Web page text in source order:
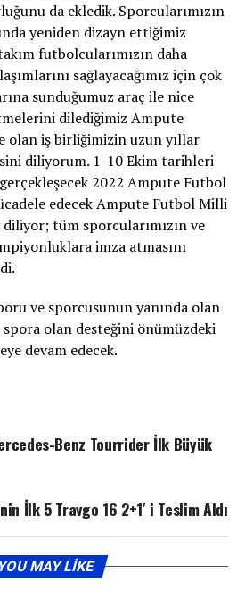
da ekledik. Sporcularımızın
yeniden dizayn ettiğimiz
futbolcularımızın daha
sağlayacağımız için çok
sunduğumuz araç ile nice
dilediğimiz Ampute
olan iş birliğimizin uzun yıllar
diliyorum. 1-10 Ekim tarihleri
2022 Ampute Futbol
edecek Ampute Futbol Milli
diliyor; tüm sporcularımızın ve
imza atmasını
ve sporcusunun yanında olan
olan desteğini önümüzdeki
devam edecek.
Benz Tourrider İlk Büyük
İlk 5 Travgo 16 2+1′ i Teslim Aldı
YOU MAY LIKE